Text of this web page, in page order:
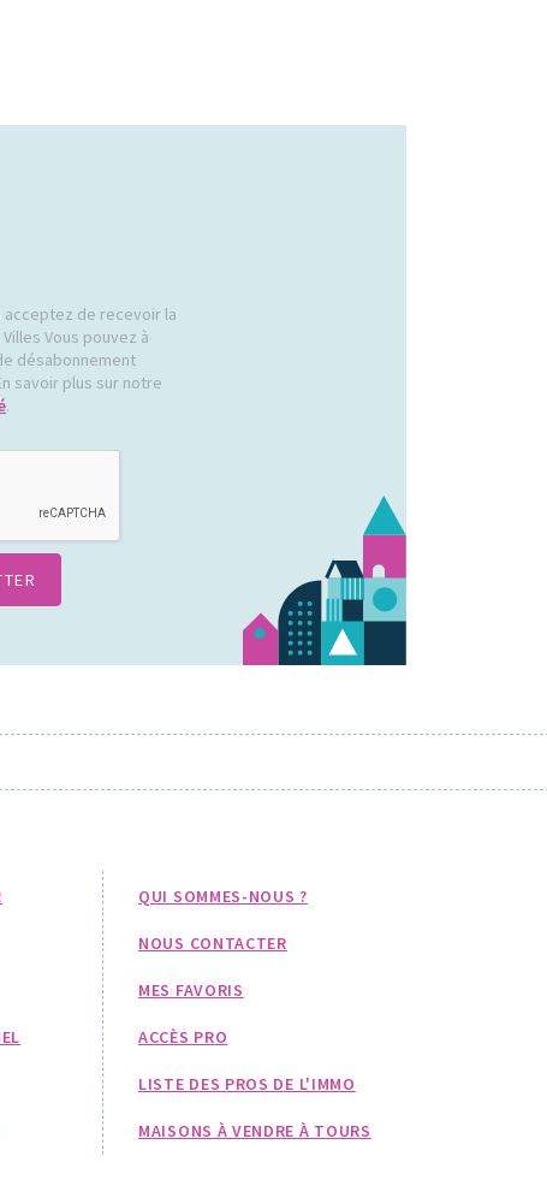
acceptez de recevoir la
Vous pouvez à
désabonnement
savoir plus sur notre
.
QUI SOMMES-NOUS ?
NOUS CONTACTER
MES FAVORIS
ACCÈS PRO
LISTE DES PROS DE L'IMMO
MAISONS À VENDRE À TOURS